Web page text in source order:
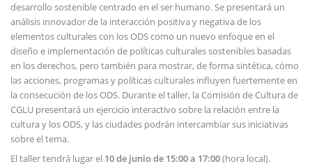
desarrollo sostenible centrado en el ser humano. Se presentará un
análisis innovador de la interacción positiva y negativa de los
elementos culturales con los ODS como un nuevo enfoque en el
diseño e implementación de políticas culturales sostenibles basadas
en los derechos, pero también para mostrar, de forma sintética, cómo
las acciones, programas y políticas culturales influyen fuertemente en
la consecución de los ODS. Durante el taller, la Comisión de Cultura de
CGLU presentará un ejercicio interactivo sobre la relación entre la
cultura y los ODS, y las ciudades podrán intercambiar sus iniciativas
sobre el tema.
El taller tendrá lugar el 10 de junio de 15:00 a 17:00(hora local).